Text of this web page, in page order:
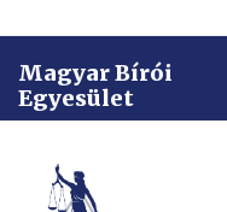
Magyar Bírói
Egyesület